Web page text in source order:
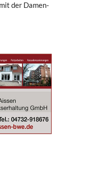
der Damen-